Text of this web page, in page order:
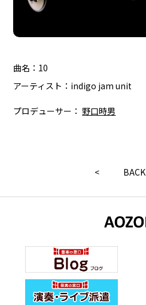
曲名：10
アーティスト：indigo jam unit
プロデューサー： 野口時男
< BACK